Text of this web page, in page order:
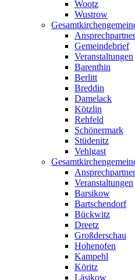
Wootz
Wustrow
Gemeindebrief
Veranstaltungen
Barenthin
Berlitt
Breddin
Damelack
Kötzlin
Rehfeld
Schönermark
Stüdenitz
Vehlgast
Veranstaltungen
Barsikow
Bartschendorf
Bückwitz
Dreetz
Großderschau
Hohenofen
Kampehl
Köritz
Läsikow